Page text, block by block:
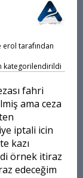
erol tarafından
kategorilendirildi
fahri
ama ceza
iptali icin
kazı
örnek itiraz
edeceğim